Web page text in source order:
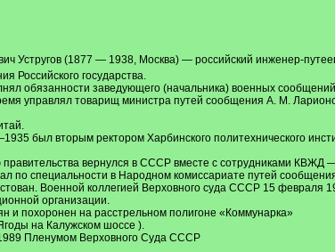
Устругов (1877 — 1938, Москва) — российский инженер-
Российского государства.
обязанности заведующего (начальника) военных
управлял товарищ министра путей сообщения А. М.
был вторым ректором Харбинского политехнического
вернулся в СССР вместе с сотрудниками КВЖД
по специальности в Народном комиссариате путей
Военной коллегией Верховного суда СССР 15 февраля
организации.
и похоронен на расстрельном полигоне «Коммунарка»
на Калужском шоссе ).
Пленумом Верховного Суда СССР